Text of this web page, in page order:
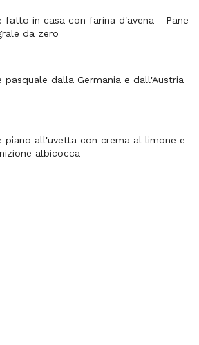
fatto in casa con farina d'avena - Pane
da zero
pasquale dalla Germania e dall'Austria
piano all'uvetta con crema al limone e
albicocca